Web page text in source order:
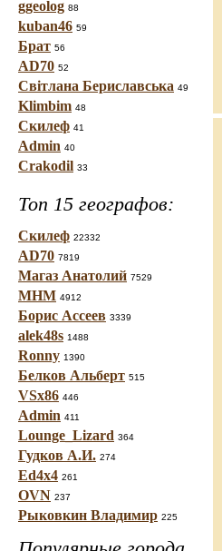
ggeolog 88
kuban46 59
Брат 56
AD70 52
Світлана Бериславська 49
Klimbim 48
Скилеф 41
Admin 40
Crakodil 33
Топ 15 географов:
Скилеф 22332
AD70 7819
Магаз Анатолий 7529
МНМ 4912
Борис Ассеев 3339
alek48s 1488
Ronny 1390
Белков Альберт 515
VSx86 446
Admin 411
Lounge_Lizard 364
Гудков А.И. 274
Ed4x4 261
OVN 237
Рыковкин Владимир 225